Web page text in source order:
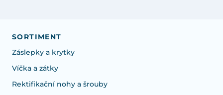
SORTIMENT
Záslepky a krytky
Víčka a zátky
Rektifikační nohy a šrouby